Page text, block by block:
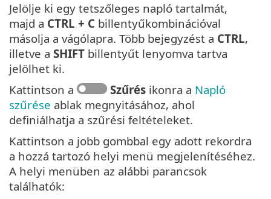
Jelölje ki egy tetszőleges napló tartalmát,
majd a CTRL + C billentyűkombinációval
másolja a vágólapra. Több bejegyzést a CTRL,
illetve a SHIFT billentyűt lenyomva tartva
jelölhet ki.
Kattintson a
Szűrés ikonra a Napló
szűrése ablak megnyitásához, ahol
definiálhatja a szűrési feltételeket.
Kattintson a jobb gombbal egy adott rekordra
a hozzá tartozó helyi menü megjelenítéséhez.
A helyi menüben az alábbi parancsok
találhatók: